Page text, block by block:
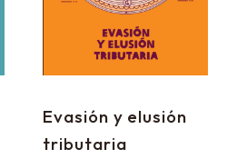
Evasión y elusión
tributaria